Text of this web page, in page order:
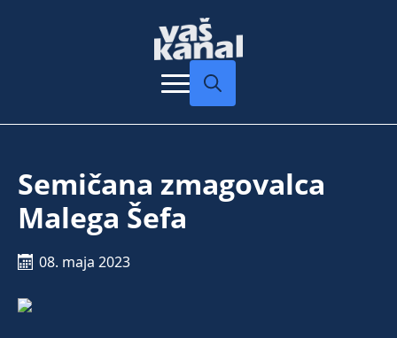
Semičana zmagovalca
Malega Šefa
08. maja 2023